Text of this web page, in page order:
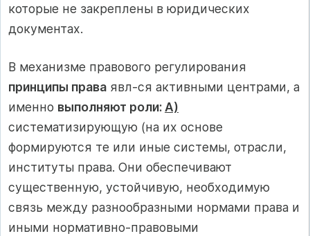
которые не закреплены в юридических
документах.
В механизме правового регулирования
принципы права явл-ся активными центрами, а
именно выполняют роли:А)
систематизирующую (на их основе
формируются те или иные системы, отрасли,
институты права. Они обеспечивают
существенную, устойчивую, необходимую
связь между разнообразными нормами права и
иными нормативно-правовыми